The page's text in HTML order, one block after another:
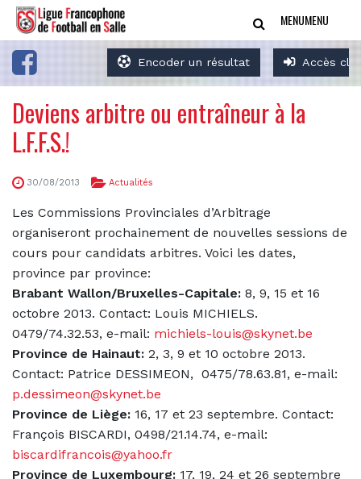
Encoder un résultat Accès
MENUMENU
Deviens arbitre ou entraîneur à la
L.F.F.S.!
30/08/2013 Actualités
Les Commissions Provinciales d’Arbitrage
organiseront prochainement de nouvelles sessions de
cours pour candidats arbitres. Voici les dates,
province par province:
Brabant Wallon/Bruxelles-Capitale: 8, 9, 15 et 16
octobre 2013. Contact: Louis MICHIELS.
0479/74.32.53, e-mail: michiels-louis@skynet.be
Province de Hainaut: 2, 3, 9 et 10 octobre 2013.
Contact: Patrice DESSIMEON, 0475/78.63.81, e-mail:
p.dessimeon@skynet.be
Province de Liège: 16, 17 et 23 septembre. Contact:
François BISCARDI, 0498/21.14.74, e-mail:
biscardifrancois@yahoo.fr
Province de Luxembourg: 17, 19, 24 et 26 septembre